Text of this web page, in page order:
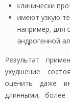
клинически
имеют узкую
например, для
андрогенной
Результат
ухудшение
оценить даже
длинными,